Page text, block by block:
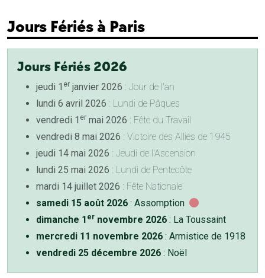
Jours Fériés à Paris
Jours Fériés 2026
jeudi 1 er janvier 2026 : Jour de l'an
lundi 6 avril 2026 : Lundi de Pâques
vendredi 1 er mai 2026 : Fête du Travail
vendredi 8 mai 2026 : Victoire des Alliés de 1945
jeudi 14 mai 2026 : Jeudi de l'Ascension
lundi 25 mai 2026 : Lundi de Pentecôte
mardi 14 juillet 2026 : Fête Nationale
samedi 15 août 2026 : Assomption
dimanche 1 er novembre 2026 : La Toussaint
mercredi 11 novembre 2026 : Armistice de 1918
vendredi 25 décembre 2026 : Noël